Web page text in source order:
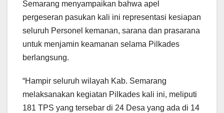
Semarang menyampaikan bahwa apel
pergeseran pasukan kali ini representasi kesiapan
seluruh Personel kemanan, sarana dan prasarana
untuk menjamin keamanan selama Pilkades
berlangsung.
“Hampir seluruh wilayah Kab. Semarang
melaksanakan kegiatan Pilkades kali ini, meliputi
181 TPS yang tersebar di 24 Desa yang ada di 14